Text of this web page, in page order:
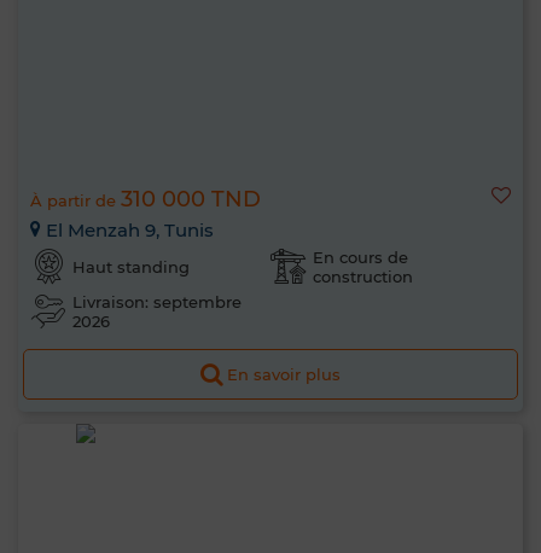
À partir de 310 000 TND
El Menzah 9, Tunis
Haut standing
En cours de
construction
Livraison: septembre
2026
En savoir plus